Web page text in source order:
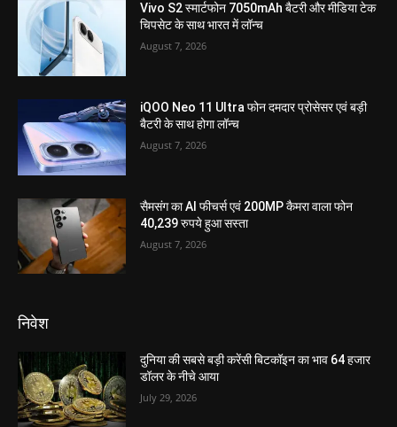
Vivo S2 स्मार्टफोन 7050mAh बैटरी और मीडिया टेक
चिपसेट के साथ भारत में लॉन्च
August 7, 2026
iQOO Neo 11 Ultra फोन दमदार प्रोसेसर एवं बड़ी
बैटरी के साथ होगा लॉन्च
August 7, 2026
सैमसंग का AI फीचर्स एवं 200MP कैमरा वाला फोन
40,239 रुपये हुआ सस्ता
August 7, 2026
निवेश
दुनिया की सबसे बड़ी करेंसी बिटकॉइन का भाव 64 हजार
डॉलर के नीचे आया
July 29, 2026